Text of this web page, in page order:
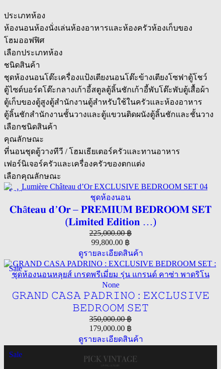
ประเภทห้อง
ห้องนอนห้องนั่งเล่นห้องอาหารและห้องครัวห้องเก็บของ
โฮมออฟฟิศ
เลือกประเภทห้อง
ชนิดสินค้า
ชุดห้องนอนโต๊ะเครื่องแป้งเตียงนอนโต๊ะข้างเตียงโซฟาตู้โชว์
ตู้ไซด์บอร์ดโต๊ะกลางเก้าอี้สตูลตู้ลิ้นชักเก้าอี้พับโต๊ะพับตู้เสื้อผ้า
ตู้เก็บของตู้สูงตู้สำนักงานตู้สำหรับใช้ในครัวและห้องอาหาร
ตู้ลิ้นชักสำนักงานชั้นวางและตู้แขวนติดผนังตู้ลิ้นชักและชั้นวาง
เลือกชนิดสินค้า
คุณลักษณะ
ที่นอนชุดตู้วางทีวี / โฮมเธียเตอร์ครัวและทานอาหาร
เฟอร์นิเจอร์ครัวและเครื่องครัวของตกแต่ง
เลือกคุณลักษณะ
Sale
ชุดห้องนอน
𝐂𝐡â𝐭𝐞𝐚𝐮 𝐝’𝐎𝐫 – 𝐏𝐑𝐄𝐌𝐈𝐔𝐌 𝐁𝐄𝐃𝐑𝐎𝐎𝐌 𝐒𝐄𝐓
(𝐋𝐢𝐦𝐢𝐭𝐞𝐝 𝐄𝐝𝐢𝐭𝐢𝐨𝐧 …)
225,000.00฿
99,800.00 ฿
ดูรายละเอียดสินค้า
Sale
None
𝙶𝚁𝙰𝙽𝙳 𝙲𝙰𝚂𝙰 𝙿𝙰𝙳𝚁𝙸𝙽𝙾 : 𝙴𝚇𝙲𝙻𝚄𝚂𝙸𝚅𝙴
𝙱𝙴𝙳𝚁𝙾𝙾𝙼 𝚂𝙴𝚃
350,000.00฿
179,000.00 ฿
ดูรายละเอียดสินค้า
Sale